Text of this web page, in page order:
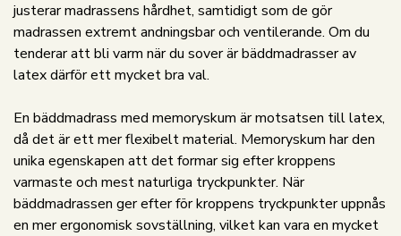
justerar madrassens hårdhet, samtidigt som de gör
madrassen extremt andningsbar och ventilerande. Om du
tenderar att bli varm när du sover är bäddmadrasser av
latex därför ett mycket bra val.
En bäddmadrass med memoryskum är motsatsen till latex,
då det är ett mer flexibelt material. Memoryskum har den
unika egenskapen att det formar sig efter kroppens
varmaste och mest naturliga tryckpunkter. När
bäddmadrassen ger efter för kroppens tryckpunkter uppnås
en mer ergonomisk sovställning, vilket kan vara en mycket